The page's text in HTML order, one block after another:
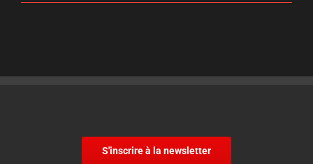
S'inscrire à la newsletter